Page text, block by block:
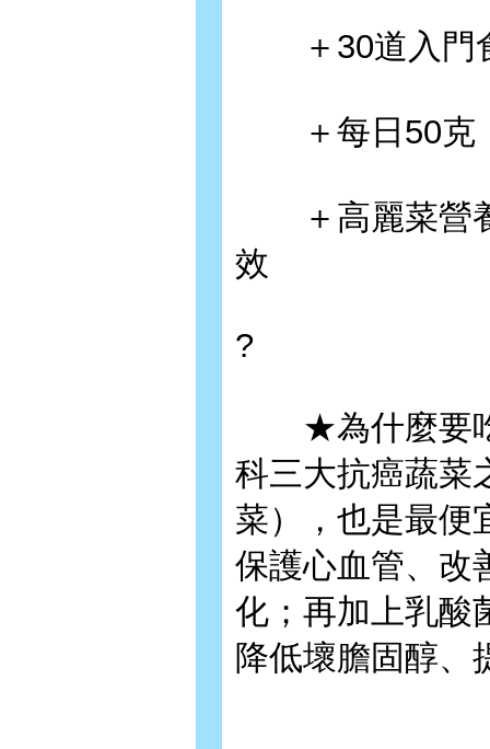
＋30道入門
＋每日50克
＋高麗菜營養
效
?
★為什麼要吃
科三大抗癌蔬菜
菜），也是最便
保護心血管、改
化；再加上乳酸
降低壞膽固醇、